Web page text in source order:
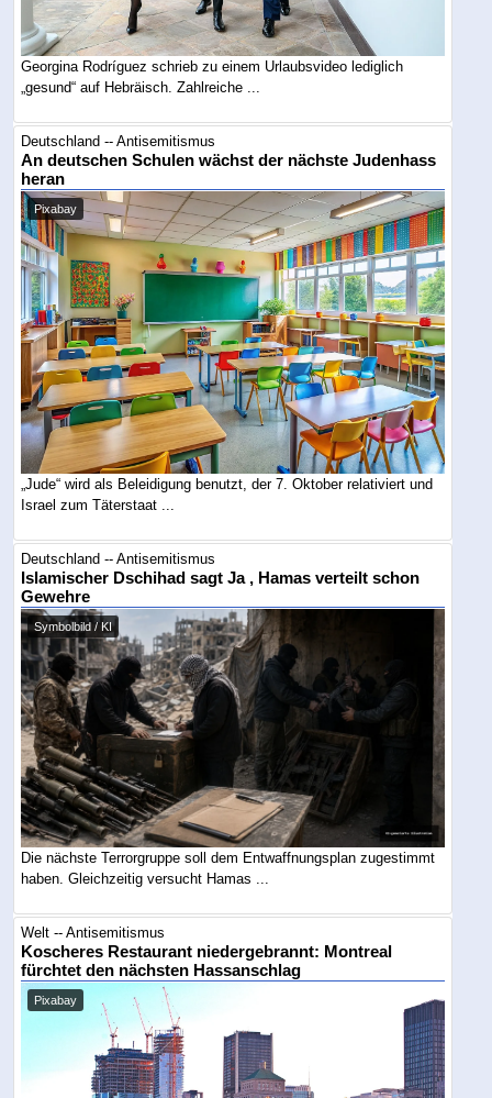
Georgina Rodríguez schrieb zu einem Urlaubsvideo lediglich
„gesund“ auf Hebräisch. Zahlreiche ...
Deutschland -- Antisemitismus
An deutschen Schulen wächst der nächste Judenhass
heran
Pixabay
„Jude“ wird als Beleidigung benutzt, der 7. Oktober relativiert und
Israel zum Täterstaat ...
Deutschland -- Antisemitismus
Islamischer Dschihad sagt Ja , Hamas verteilt schon
Gewehre
Symbolbild / KI
Die nächste Terrorgruppe soll dem Entwaffnungsplan zugestimmt
haben. Gleichzeitig versucht Hamas ...
Welt -- Antisemitismus
Koscheres Restaurant niedergebrannt: Montreal
fürchtet den nächsten Hassanschlag
Pixabay